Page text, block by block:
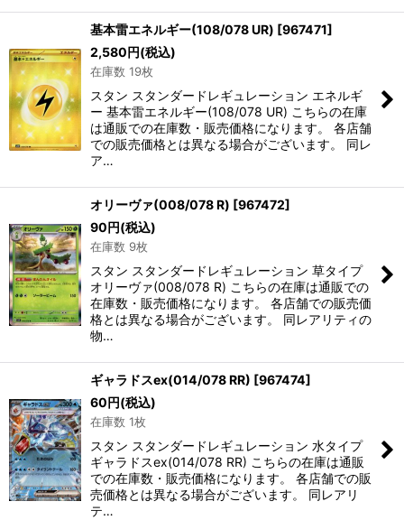
基本雷エネルギー(108/078 UR) [967471]
2,580円(税込)
在庫数 19枚
スタン スタンダードレギュレーション エネルギ
ー 基本雷エネルギー(108/078 UR) こちらの在庫
は通販での在庫数・販売価格になります。 各店舗
での販売価格とは異なる場合がございます。 同レ
ア…
オリーヴァ(008/078 R) [967472]
90円(税込)
在庫数 9枚
スタン スタンダードレギュレーション 草タイプ
オリーヴァ(008/078 R) こちらの在庫は通販での
在庫数・販売価格になります。 各店舗での販売価
格とは異なる場合がございます。 同レアリティの
物…
ギャラドスex(014/078 RR) [967474]
60円(税込)
在庫数 1枚
スタン スタンダードレギュレーション 水タイプ
ギャラドスex(014/078 RR) こちらの在庫は通販
での在庫数・販売価格になります。 各店舗での販
売価格とは異なる場合がございます。 同レアリ
テ…